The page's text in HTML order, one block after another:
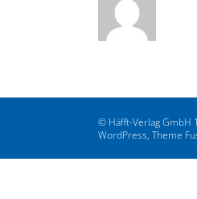
© Häfft-Verlag GmbH
WordPress, Theme